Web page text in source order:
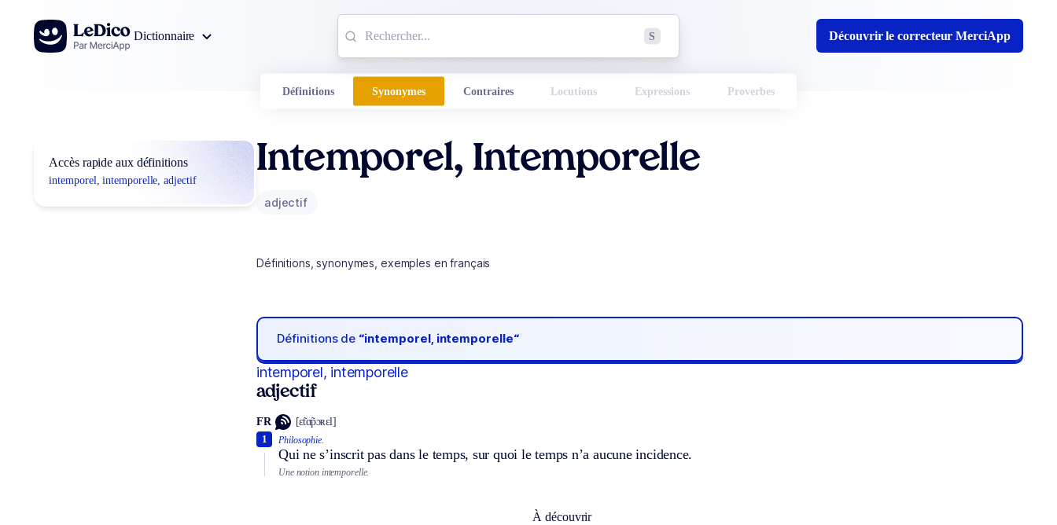
Aller au contenu
Dictionnaire
S Découvrir le correcteur MerciApp
Définitions Synonymes Contraires Locutions Expressions Proverbes
Accès rapide aux définitions
intemporel, intemporelle, adjectif
Intemporel, Intemporelle
adjectif
Définitions, synonymes, exemples en français
Définitions de “intemporel, intemporelle“
intemporel, intemporelle
adjectif
FR [ɛ̃tɑ̃pɔʀɛl]
Philosophie.
Qui ne s’inscrit pas dans le temps, sur quoi le temps n’a aucune incidence.
1
Une notion intemporelle.
À découvrir